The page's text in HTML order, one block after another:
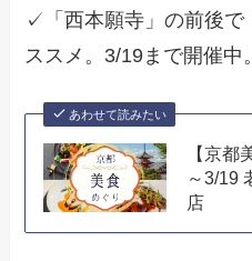
✓「西本願寺」の前後で
ススメ。3/19まで開催中。
あわせて読みたい
【京都
～3/19
店